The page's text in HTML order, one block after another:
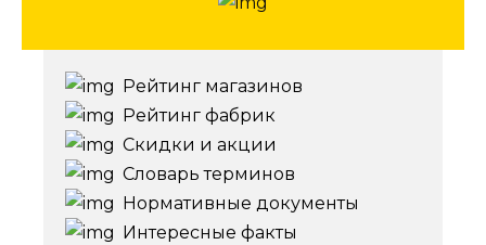
Рейтинг магазинов
Рейтинг фабрик
Скидки и акции
Словарь терминов
Нормативные документы
Интересные факты